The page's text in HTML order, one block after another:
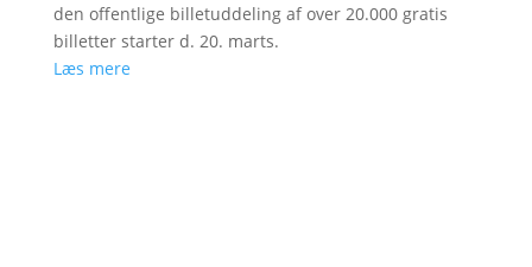
den offentlige billetuddeling af over 20.000 gratis
billetter starter d. 20. marts.
Læs mere